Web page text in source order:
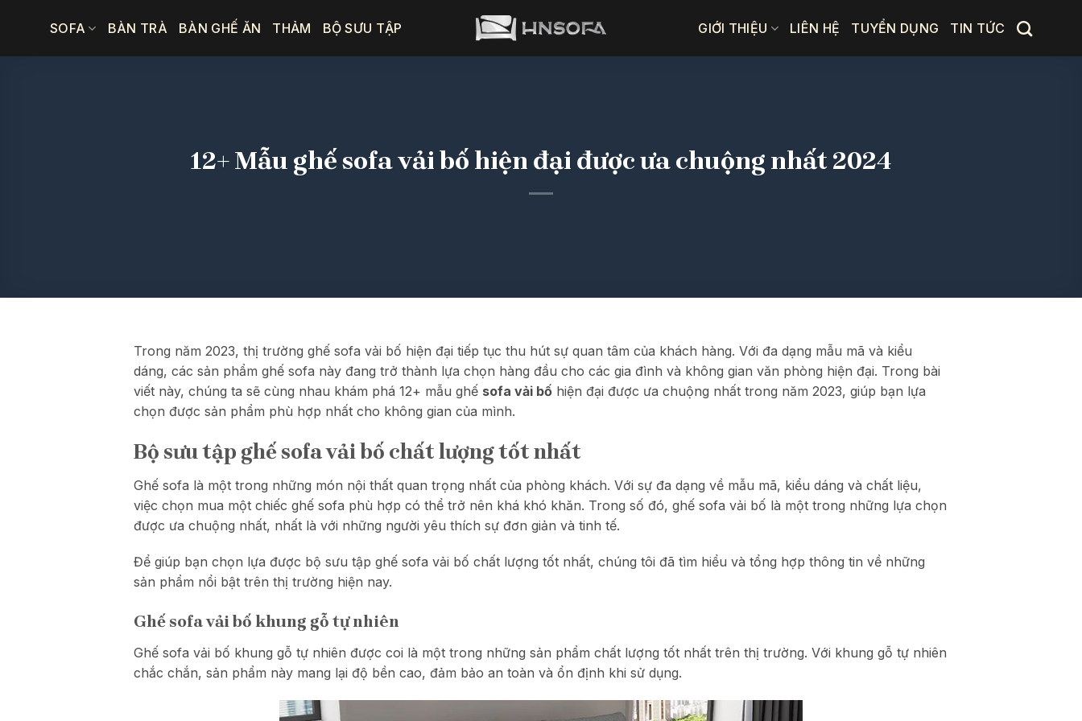
SOFA BÀN TRÀ BÀN GHẾ ĂN THẢM BỘ SƯU TẬP GIỚI THIỆU LIÊN HỆ TUYỂN DỤNG TIN TỨC
12+ Mẫu ghế sofa vải bố hiện đại được ưa chuộng nhất 2024
Trong năm 2023, thị trường ghế sofa vải bố hiện đại tiếp tục thu hút sự quan tâm của khách hàng. Với đa dạng mẫu mã và kiểu
dáng, các sản phẩm ghế sofa này đang trở thành lựa chọn hàng đầu cho các gia đình và không gian văn phòng hiện đại. Trong bài
viết này, chúng ta sẽ cùng nhau khám phá 12+ mẫu ghế sofa vải bố hiện đại được ưa chuộng nhất trong năm 2023, giúp bạn lựa
chọn được sản phẩm phù hợp nhất cho không gian của mình.
Bộ sưu tập ghế sofa vải bố chất lượng tốt nhất
Ghế sofa là một trong những món nội thất quan trọng nhất của phòng khách. Với sự đa dạng về mẫu mã, kiểu dáng và chất liệu,
việc chọn mua một chiếc ghế sofa phù hợp có thể trở nên khá khó khăn. Trong số đó, ghế sofa vải bố là một trong những lựa chọn
được ưa chuộng nhất, nhất là với những người yêu thích sự đơn giản và tinh tế.
Để giúp bạn chọn lựa được bộ sưu tập ghế sofa vải bố chất lượng tốt nhất, chúng tôi đã tìm hiểu và tổng hợp thông tin về những
sản phẩm nổi bật trên thị trường hiện nay.
Ghế sofa vải bố khung gỗ tự nhiên
Ghế sofa vải bố khung gỗ tự nhiên được coi là một trong những sản phẩm chất lượng tốt nhất trên thị trường. Với khung gỗ tự nhiên
chắc chắn, sản phẩm này mang lại độ bền cao, đảm bảo an toàn và ổn định khi sử dụng.